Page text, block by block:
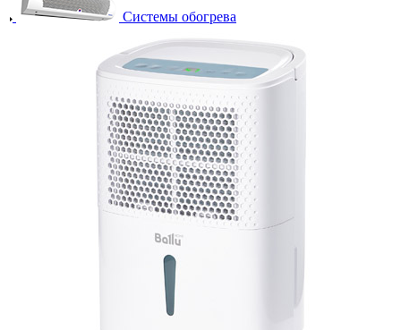
Системы обогрева